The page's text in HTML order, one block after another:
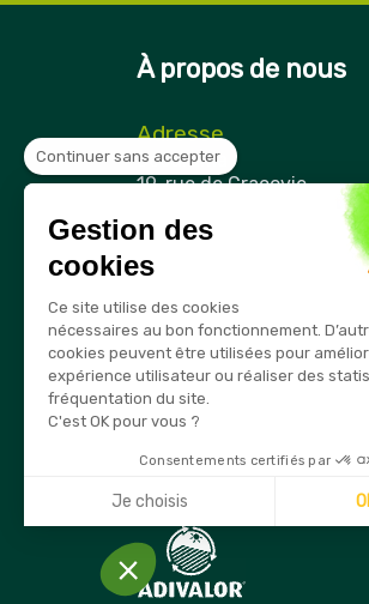
À propos de nous
Adresse
Securama
19, rue de Cracovie
21850 Saint-Apollinaire
France
Téléphone
03 80 74 28 15
E-mail
info@securama.fr
Continuer sans accepter
Gestion des
cookies
Ce site utilise des cookies
nécessaires au bon fonctionnement.
cookies peuvent être utilisées pour
expérience utilisateur ou réaliser des
fréquentation du site.
C'est OK pour vous ?
Consentements certifiés par
Je choisis
Axeptio consent
Plateforme de Gestion du
Notre plateforme vous permet